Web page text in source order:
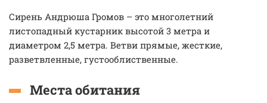
Сирень Андрюша Громов – это многолетний
листопадный кустарник высотой 3 метра и
диаметром 2,5 метра. Ветви прямые, жесткие,
разветвленные, густооблиственные.
Места обитания